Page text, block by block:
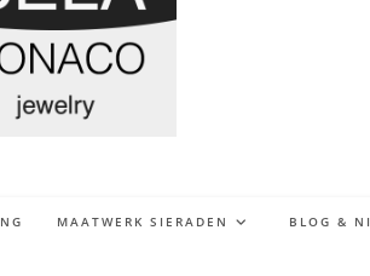
MAATWERK SIERADEN BLOG &